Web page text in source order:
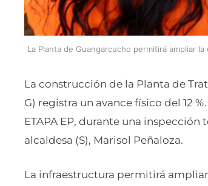
La Planta de Guangarcucho permitirá ampliar
La construcción de la Planta de
G) registra un avance físico del 12
ETAPA EP, durante una
alcaldesa (S), Marisol Peñaloza.
La infraestructura permitirá